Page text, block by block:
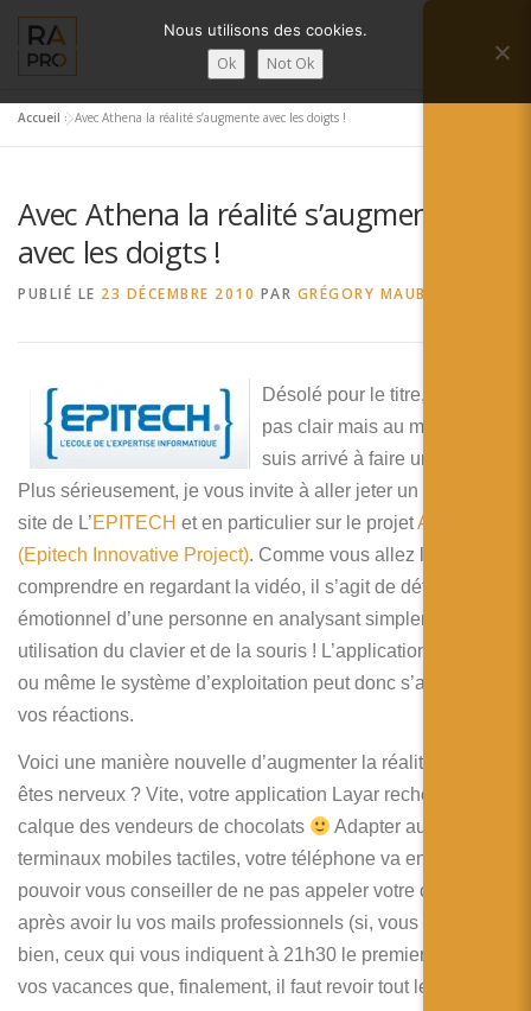
contenu
Menu
SERVICES RA’PRO ACTUALITÉ DE LA RA
English
Français
Deutsch
简体中文
日本語
Accueil »Avec Athena la réalité s’augmente avec les doigts !
Avec Athena la réalité s’augmente
avec les doigts !
PUBLIÉ LE 23 DÉCEMBRE 2010 PAR GRÉGORY MAUBON
Désolé pour le titre, il n’est
pas clair mais au moins je
suis arrivé à faire une rime …
Plus sérieusement, je vous invite à aller jeter un œil sur le
site de L’EPITECH et en particulier sur le projetAthena
(Epitech Innovative Project). Comme vous allez le
comprendre en regardant la vidéo, il s’agit de détecter l’état
émotionnel d’une personne en analysant simplement son
utilisation du clavier et de la souris ! L’application en cours
ou même le système d’exploitation peut donc s’adapter à
vos réactions.
Voici une manière nouvelle d’augmenter la réalité ! Vous
êtes nerveux ? Vite, votre application Layar recherche le
calque des vendeurs de chocolats
Adapter aux
terminaux mobiles tactiles, votre téléphone va enfin
pouvoir vous conseiller de ne pas appeler votre chérie
après avoir lu vos mails professionnels (si, vous savez
bien, ceux qui vous indiquent à 21h30 le premier jour de
vos vacances que, finalement, il faut revoir tout le projet).
Nous utilisons des cookies.
Ok Not Ok